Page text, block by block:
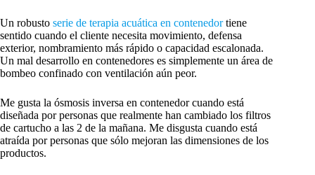
Un robusto serie de terapia acuática en contenedortiene
sentido cuando el cliente necesita movimiento, defensa
exterior, nombramiento más rápido o capacidad escalonada.
Un mal desarrollo en contenedores es simplemente un área de
bombeo confinado con ventilación aún peor.
Me gusta la ósmosis inversa en contenedor cuando está
diseñada por personas que realmente han cambiado los filtros
de cartucho a las 2 de la mañana. Me disgusta cuando está
atraída por personas que sólo mejoran las dimensiones de los
productos.